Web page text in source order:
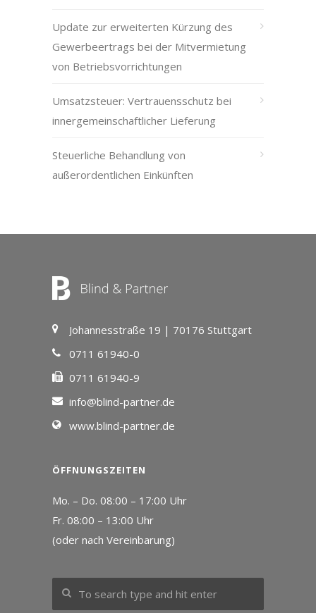
Update zur erweiterten Kürzung des
Gewerbeertrags bei der Mitvermietung
von Betriebsvorrichtungen
Umsatzsteuer: Vertrauensschutz bei
innergemeinschaftlicher Lieferung
Steuerliche Behandlung von
außerordentlichen Einkünften
Johannesstraße 19 | 70176 Stuttgart
0711 61940-0
0711 61940-9
info@blind-partner.de
www.blind-partner.de
ÖFFNUNGSZEITEN
Mo. – Do. 08:00 – 17:00 Uhr
Fr. 08:00 – 13:00 Uhr
(oder nach Vereinbarung)